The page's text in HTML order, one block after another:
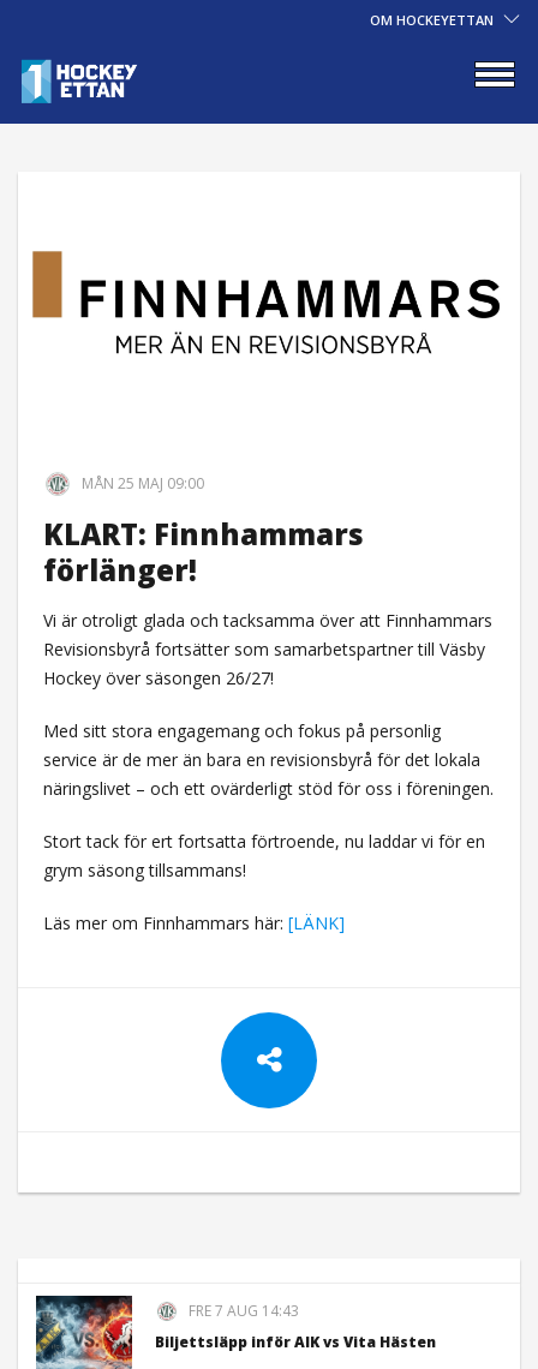
OM HOCKEYETTAN
MÅN 25 MAJ 09:00
KLART: Finnhammars
förlänger!
​Vi är otroligt glada och tacksamma över att Finnhammars
Revisionsbyrå fortsätter som samarbetspartner till Väsby
Hockey över säsongen 26/27!
​Med sitt stora engagemang och fokus på personlig
service är de mer än bara en revisionsbyrå för det lokala
näringslivet – och ett ovärderligt stöd för oss i föreningen.
​Stort tack för ert fortsatta förtroende, nu laddar vi för en
grym säsong tillsammans!
Läs mer om Finnhammars här: [LÄNK]
FRE 7 AUG 14:43
Biljettsläpp inför AIK vs Vita Hästen